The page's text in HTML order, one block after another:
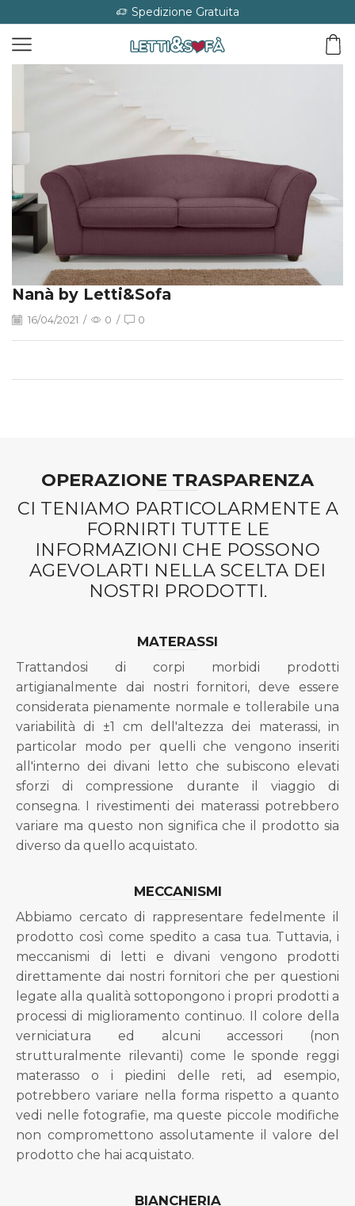
Spedizione Gratuita
Nanà by Letti&Sofa
16/04/2021 / 0 / 0
OPERAZIONE TRASPARENZA
CI TENIAMO PARTICOLARMENTE A
FORNIRTI TUTTE LE
INFORMAZIONI CHE POSSONO
AGEVOLARTI NELLA SCELTA DEI
NOSTRI PRODOTTI.
MATERASSI
Trattandosi di corpi morbidi prodotti
artigianalmente dai nostri fornitori, deve essere
considerata pienamente normale e tollerabile una
variabilità di ±1 cm dell'altezza dei materassi, in
particolar modo per quelli che vengono inseriti
all'interno dei divani letto che subiscono elevati
sforzi di compressione durante il viaggio di
consegna. I rivestimenti dei materassi potrebbero
variare ma questo non significa che il prodotto sia
diverso da quello acquistato.
MECCANISMI
Abbiamo cercato di rappresentare fedelmente il
prodotto così come spedito a casa tua. Tuttavia, i
meccanismi di letti e divani vengono prodotti
direttamente dai nostri fornitori che per questioni
legate alla qualità sottopongono i propri prodotti a
processi di miglioramento continuo. Il colore della
verniciatura ed alcuni accessori (non
strutturalmente rilevanti) come le sponde reggi
materasso o i piedini delle reti, ad esempio,
potrebbero variare nella forma rispetto a quanto
vedi nelle fotografie, ma queste piccole modifiche
non compromettono assolutamente il valore del
prodotto che hai acquistato.
BIANCHERIA